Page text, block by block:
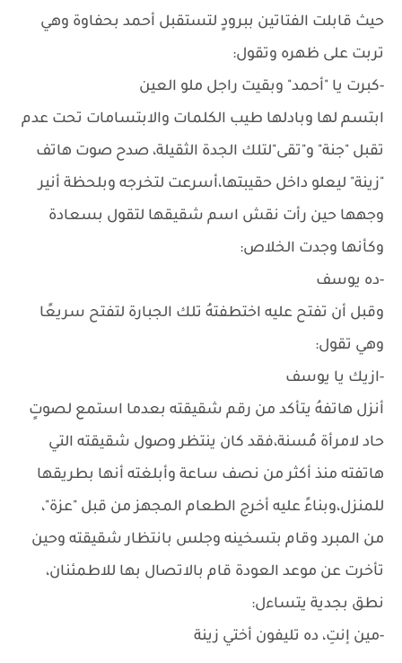
حيث قابلت الفتاتين ببرودٍ لتستقبل أحمد بحفاوة وهي
تربت على ظهره وتقول:
-كبرت يا "أحمد" وبقيت راجل ملو العين
ابتسم لها وبادلها طيب الكلمات والابتسامات تحت عدم
تقبل "جنة" و"تقى"لتلك الجدة الثقيلة، صدح صوت هاتف
"زينة" ليعلو داخل حقيبتها،أسرعت لتخرجه وبلحظة أنير
وجهها حين رأت نقش اسم شقيقها لتقول بسعادة
وكأنها وجدت الخلاص:
-ده يوسف
وقبل أن تفتح عليه اختطفتهُ تلك الجبارة لتفتح سريعًا
وهي تقول:
-ازيك يا يوسف
أنزل هاتفهُ يتأكد من رقم شقيقته بعدما استمع لصوتٍ
حاد لامرأة مُسنة،فقد كان ينتظر وصول شقيقته التي
هاتفته منذ أكثر من نصف ساعة وأبلغته أنها بطريقها
للمنزل،وبناءً عليه أخرج الطعام المجهز من قبل "عزة"،
من المبرد وقام بتسخينه وجلس بانتظار شقيقته وحين
تأخرت عن موعد العودة قام بالاتصال بها للاطمئنان،
نطق بجدية يتساءل:
-مين إنتِ، ده تليفون أختي زينة